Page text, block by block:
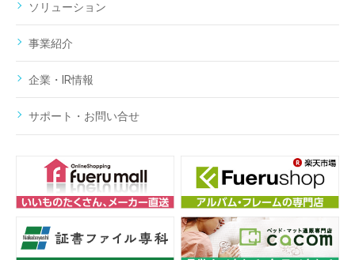
ソリューション
事業紹介
企業・IR情報
サポート・お問い合せ